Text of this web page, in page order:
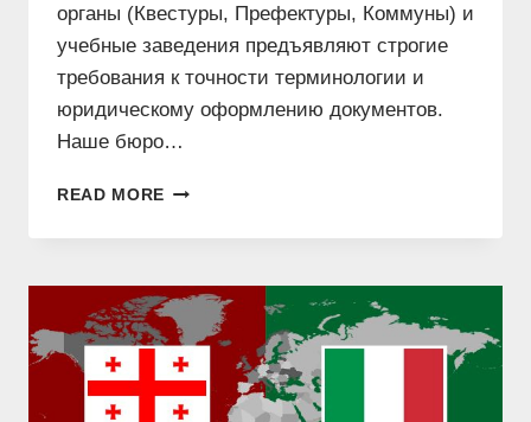
органы (Квестуры, Префектуры, Коммуны) и
учебные заведения предъявляют строгие
требования к точности терминологии и
юридическому оформлению документов.
Наше бюро…
READ MORE ПЕРЕВОДЧИК
ЯЗЫКА
(+995)
577
546
577